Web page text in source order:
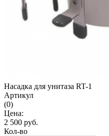
Насадка для унитаза RT-1
Артикул
(0)
Цена:
2 500 руб.
Кол-во